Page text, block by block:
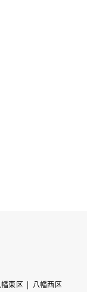
幡東区
八幡西区